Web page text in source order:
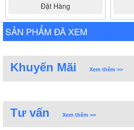
Đặt Hàng
SẢN PHẨM ĐÃ XEM
Khuyến Mãi Xem thêm >>
Tư vấn Xem thêm >>